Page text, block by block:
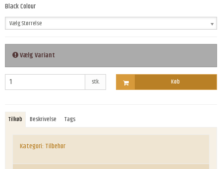
Black Colour
Vælg Størrelse
Vælg Variant
stk. Køb
Tilkøb Beskrivelse Tags
Kategori: Tilbehør